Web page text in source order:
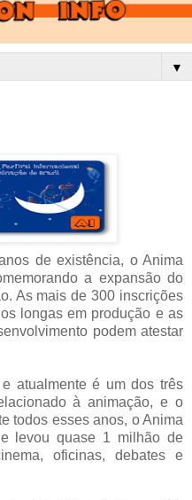
▼
de existência, o Anima
a expansão do
As mais de 300 inscrições
longas em produção e as
podem atestar
atualmente é um dos três
à animação, e o
todos esses anos, o Anima
levou quase 1 milhão de
oficinas, debates e